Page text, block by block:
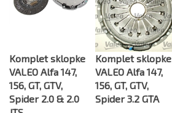
Komplet sklopke
VALEO Alfa 147,
156, GT, GTV,
Spider 2.0 & 2.0
JTS
Komplet sklopke
VALEO Alfa 147,
156, GT, GTV,
Spider 3.2 GTA